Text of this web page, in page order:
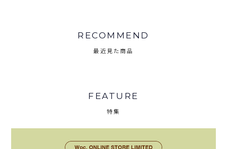
RECOMMEND
最近見た商品
FEATURE
特集